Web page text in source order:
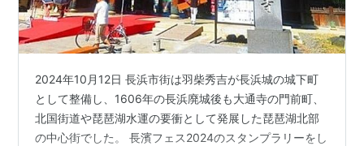
2024年10月12日 長浜市街は羽柴秀吉が長浜城の城下町
として整備し、1606年の長浜廃城後も大通寺の門前町、
北国街道や琵琶湖水運の要衝として発展した琵琶湖北部
の中心街でした。 長濱フェス2024のスタンプラリーをし